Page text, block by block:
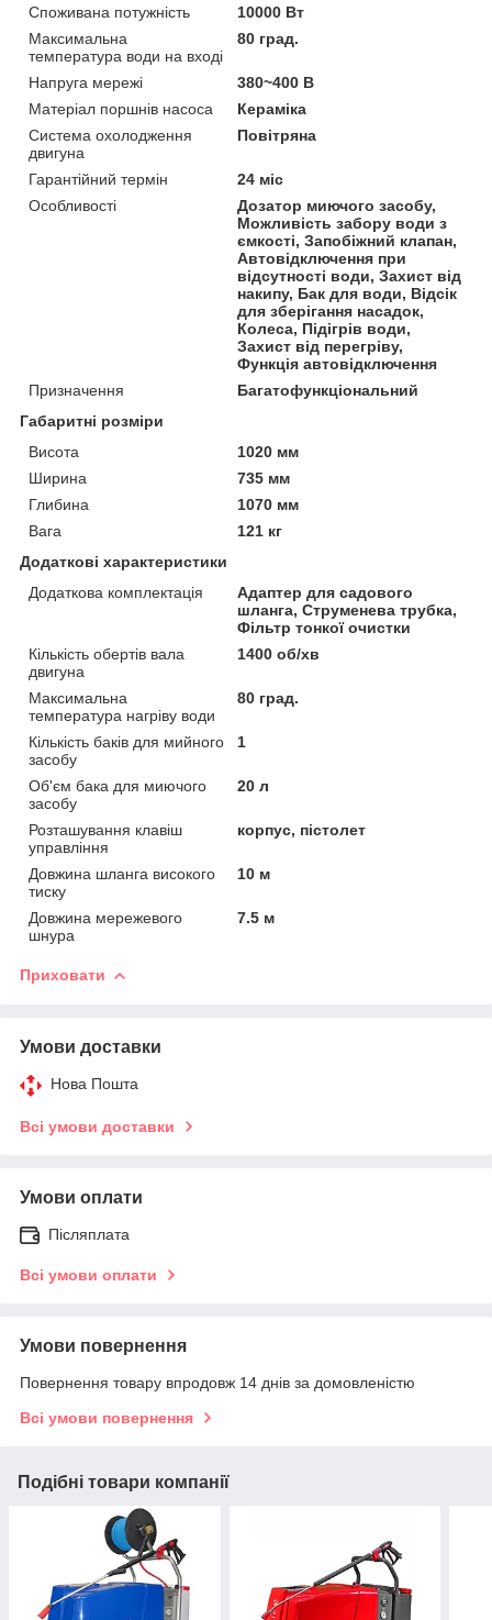
Споживана потужність
10000 Вт
Максимальна
температура води на вході
80 град.
Напруга мережі
380~400 В
Матеріал поршнів насоса
Кераміка
Система охолодження
двигуна
Повітряна
Гарантійний термін
24 міс
Особливості
Дозатор миючого засобу,
Можливість забору води з
ємкості, Запобіжний клапан,
Автовідключення при
відсутності води, Захист від
накипу, Бак для води, Відсік
для зберігання насадок,
Колеса, Підігрів води,
Захист від перегріву,
Функція автовідключення
Призначення
Багатофункціональний
Габаритні розміри
Висота
1020 мм
Ширина
735 мм
Глибина
1070 мм
Вага
121 кг
Додаткові характеристики
Додаткова комплектація
Адаптер для садового
шланга, Струменева трубка,
Фільтр тонкої очистки
Кількість обертів вала
двигуна
1400 об/хв
Максимальна
температура нагріву води
80 град.
Кількість баків для мийного
засобу
1
Об'єм бака для миючого
засобу
20 л
Розташування клавіш
управління
корпус, пістолет
Довжина шланга високого
тиску
10 м
Довжина мережевого
шнура
7.5 м
Приховати
Умови доставки
Нова Пошта
Всі умови доставки
Умови оплати
Післяплата
Всі умови оплати
Умови повернення
Повернення товару впродовж 14 днів за домовленістю
Всі умови повернення
Подібні товари компанії